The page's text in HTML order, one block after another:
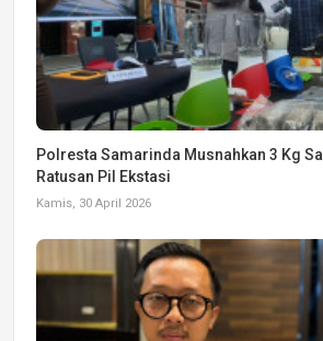
Polresta Samarinda Musnahkan 3 Kg
Ratusan Pil Ekstasi
Kamis, 30 April 2026